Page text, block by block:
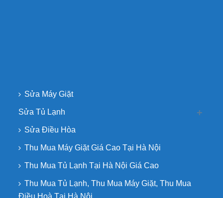
Sửa Máy Giặt
Sửa Tủ Lạnh
Sửa Điều Hòa
Thu Mua Máy Giặt Giá Cao Tại Hà Nội
Thu Mua Tủ Lạnh Tại Hà Nội Giá Cao
Thu Mua Tủ Lạnh, Thu Mua Máy Giặt, Thu Mua
Điều Hoà Tại Hà Nội